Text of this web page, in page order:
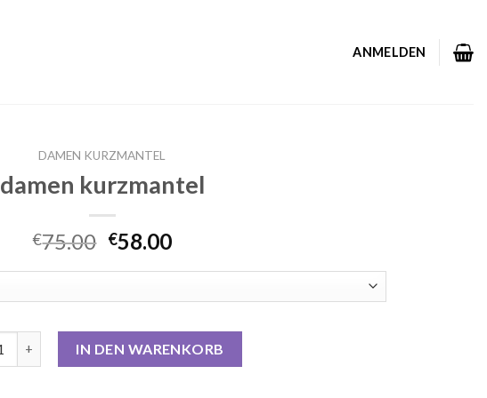
ANMELDEN
DAMEN KURZMANTEL
damen kurzmantel
€75.00 €58.00
IN DEN WARENKORB